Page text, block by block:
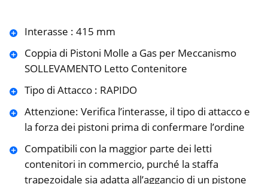
Interasse : 415 mm
Coppia di Pistoni Molle a Gas per Meccanismo
SOLLEVAMENTO Letto Contenitore
Tipo di Attacco : RAPIDO
Attenzione: Verifica l’interasse, il tipo di attacco e
la forza dei pistoni prima di confermare l’ordine
Compatibili con la maggior parte dei letti
contenitori in commercio, purché la staffa
trapezoidale sia adatta all’aggancio di un pistone